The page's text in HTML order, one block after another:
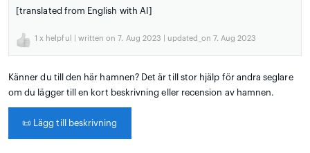
[translated from English with AI]
1 x helpful | written on 7. Aug 2023 | updated_on 7. Aug 2023
Känner du till den här hamnen? Det är till stor hjälp för andra seglare
om du lägger till en kort beskrivning eller recension av hamnen.
📜 Lägg till beskrivning